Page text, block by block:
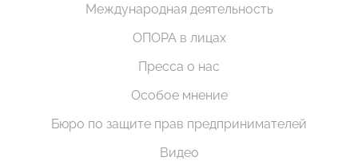
Международная деятельность
ОПОРА в лицах
Пресса о нас
Особое мнение
Бюро по защите прав предпринимателей
Видео